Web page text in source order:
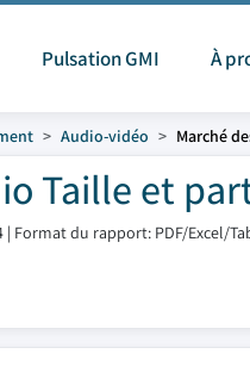
Pulsation GMI À
Audio-vidéo Marché
Taille et
| Format du rapport: PDF/Excel/